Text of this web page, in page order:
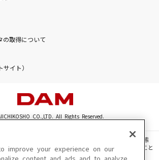
の取得について
サイト）
CO.,LTD. All Rights Reserved.
る一切の文章・画像・写真・動画・音声等を、手段や形態
る範囲を超えて無断で複製、転載、ファイル化などすること
improve your experience on our